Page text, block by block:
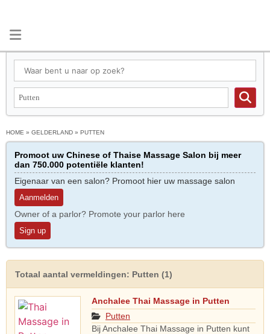
HOME » GELDERLAND » PUTTEN
Promoot uw Chinese of Thaise Massage Salon bij meer
dan 750.000 potentiële klanten!
Eigenaar van een salon? Promoot hier uw massage salon
Aanmelden
Owner of a parlor? Promote your parlor here
Sign up
Totaal aantal vermeldingen: Putten (1)
Anchalee Thai Massage in Putten
Putten
Bij Anchalee Thai Massage in Putten kunt